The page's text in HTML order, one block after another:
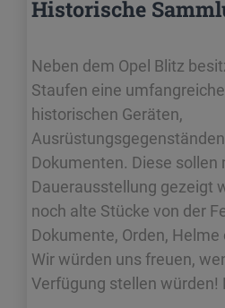
Historische
Neben dem Opel Blitz
Staufen eine
historischen Geräten,
Dokumenten. Diese
Dauerausstellung gezeigt
noch alte Stücke von der
Dokumente, Orden, Helme
Wir würden uns freuen,
Verfügung stellen würden!